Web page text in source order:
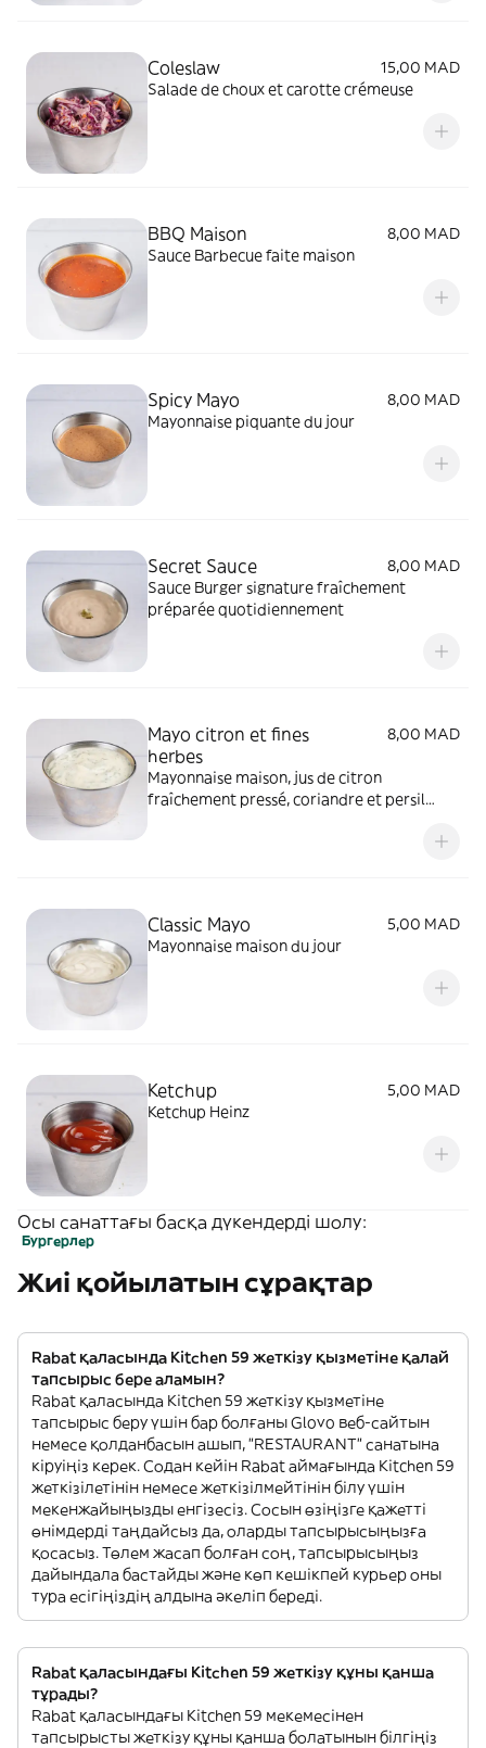
Coleslaw
15,00 MAD
Salade de choux et carotte crémeuse
BBQ Maison
8,00 MAD
Sauce Barbecue faite maison
Spicy Mayo
8,00 MAD
Mayonnaise piquante du jour
Secret Sauce
8,00 MAD
Sauce Burger signature fraîchement
préparée quotidiennement
Mayo citron et fines
herbes
8,00 MAD
Mayonnaise maison, jus de citron
fraîchement pressé, coriandre et persil
Classic Mayo
5,00 MAD
Mayonnaise maison du jour
Ketchup
5,00 MAD
Ketchup Heinz
Осы санаттағы басқа дүкендерді шолу:
Бургерлер
Жиі қойылатын сұрақтар
Rabat қаласында Kitchen 59 жеткізу қызметіне қалай
тапсырыс бере аламын?
Rabat қаласында Kitchen 59 жеткізу қызметіне
тапсырыс беру үшін бар болғаны Glovo веб-сайтын
немесе қолданбасын ашып, "RESTAURANT" санатына
кіруіңіз керек. Содан кейін Rabat аймағында Kitchen 59
жеткізілетінін немесе жеткізілмейтінін білу үшін
мекенжайыңызды енгізесіз. Сосын өзіңізге қажетті
өнімдерді таңдайсыз да, оларды тапсырысыңызға
қосасыз. Төлем жасап болған соң, тапсырысыңыз
дайындала бастайды және көп кешікпей курьер оны
тура есігіңіздің алдына әкеліп береді.
Rabat қаласындағы Kitchen 59 жеткізу құны қанша
тұрады?
Rabat қаласындағы Kitchen 59 мекемесінен
тапсырысты жеткізу құны қанша болатынын білгіңіз